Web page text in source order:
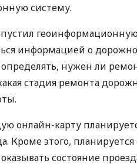
систему.
информацией о
нужен ли
стадия ремонта
онлайн-карту
Кроме этого,
состояние